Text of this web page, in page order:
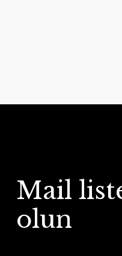
Mail
olun